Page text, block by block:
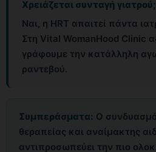
Χρειάζεται συνταγή γιατρού;
Ναι, η ΗRT απαιτεί πάντα
Στη Vital WomanHood Clinic
γράφουμε την κατάλληλη
ραντεβού.
Συμπεράσματα: Ο
θεραπείας και αναίμακτης
αντιπροσωπεύει την πιο